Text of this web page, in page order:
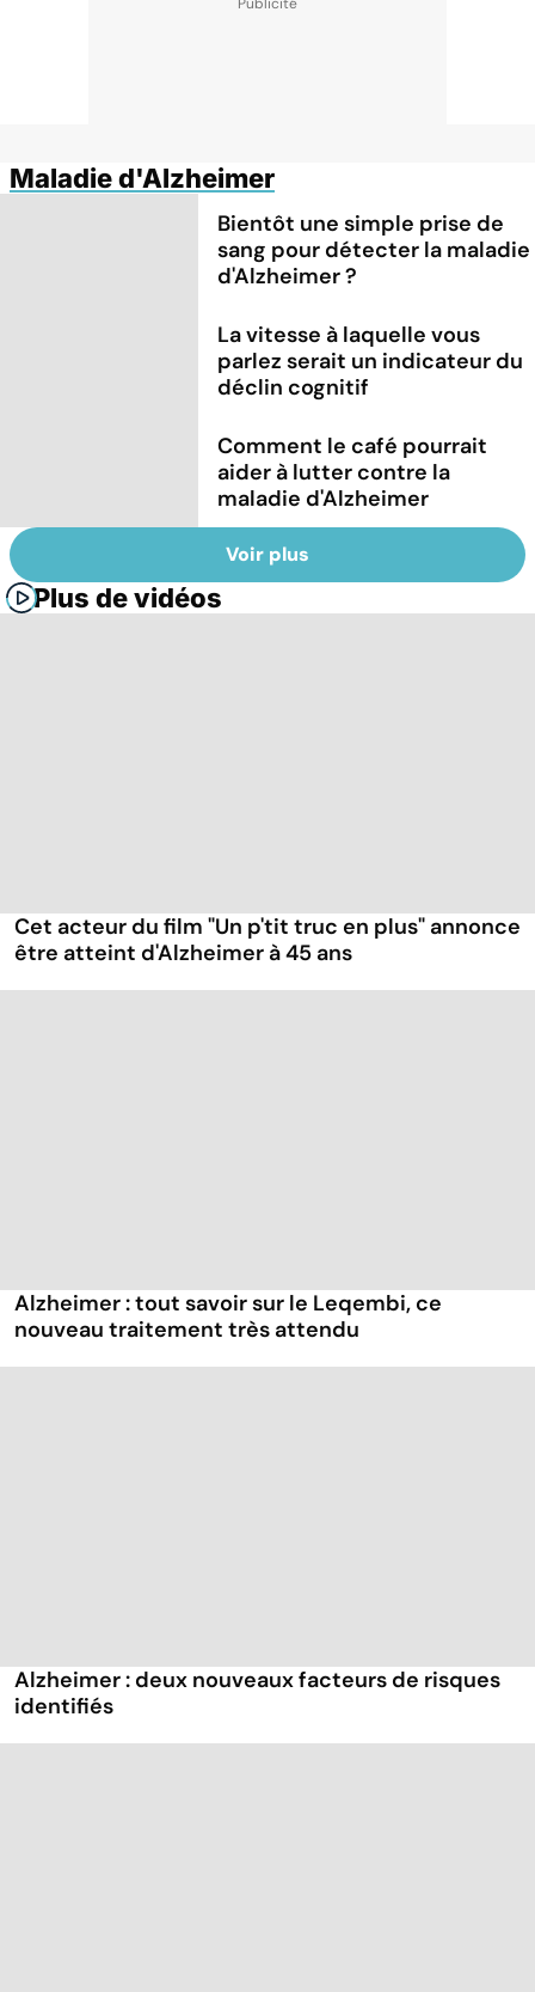
Maladie d'Alzheimer
Bientôt une simple prise de
sang pour détecter la maladie
d'Alzheimer ?
La vitesse à laquelle vous
parlez serait un indicateur du
déclin cognitif
Comment le café pourrait
aider à lutter contre la
maladie d'Alzheimer
Voir plus
Plus de vidéos
Cet acteur du film "Un p'tit truc en plus" annonce
être atteint d'Alzheimer à 45 ans
Alzheimer : tout savoir sur le Leqembi, ce
nouveau traitement très attendu
Alzheimer : deux nouveaux facteurs de risques
identifiés